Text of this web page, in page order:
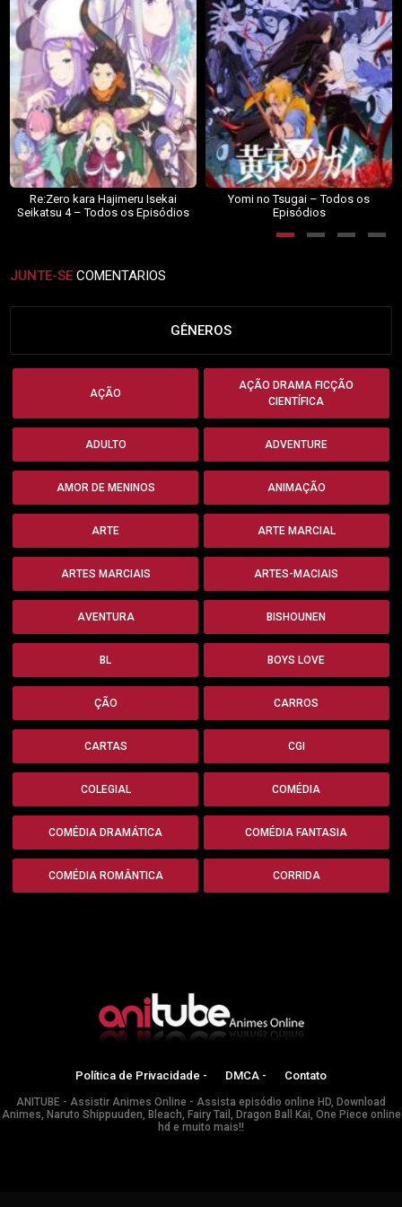
Re:Zero kara Hajimeru Isekai
Seikatsu 4 – Todos os Episódios
Yomi no Tsugai – Todos os
Episódios
JUNTE-SE COMENTARIOS
GÊNEROS
AÇÃO
AÇÃO DRAMA FICÇÃO
CIENTÍFICA
ADULTO ADVENTURE
AMOR DE MENINOS ANIMAÇÃO
ARTE ARTE MARCIAL
ARTES MARCIAIS ARTES-MACIAIS
AVENTURA BISHOUNEN
BL BOYS LOVE
ÇÃO CARROS
CARTAS CGI
COLEGIAL COMÉDIA
COMÉDIA DRAMÁTICA COMÉDIA FANTASIA
COMÉDIA ROMÂNTICA CORRIDA
Política de Privacidade - DMCA - Contato
ANITUBE - Assistir Animes Online - Assista episódio online HD, Download
Animes, Naruto Shippuuden, Bleach, Fairy Tail, Dragon Ball Kai, One Piece online
hd e muito mais!!